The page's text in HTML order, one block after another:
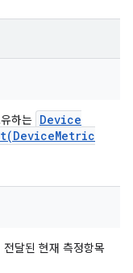
하는 Device
DeviceMetric
전달된 현재 측정항목